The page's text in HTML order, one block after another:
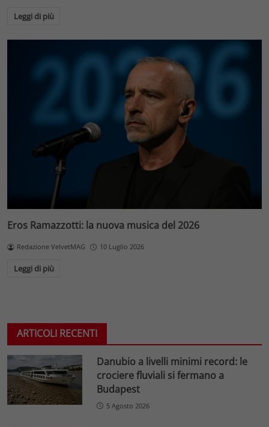
Leggi di più
Eros Ramazzotti: la nuova musica del 2026
Redazione VelvetMAG 10 Luglio 2026
Leggi di più
ARTICOLI RECENTI
Danubio a livelli minimi record: le
crociere fluviali si fermano a
Budapest
5 Agosto 2026